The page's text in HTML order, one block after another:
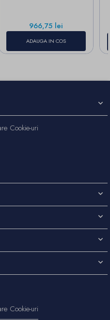
Pret
966,75 lei
ADAUGA IN COS
Cookie-uri
Cookie-uri